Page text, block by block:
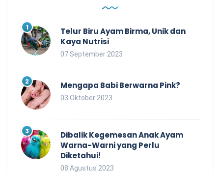
Telur Biru Ayam Birma, Unik dan
Kaya Nutrisi
07 September 2023
Mengapa Babi Berwarna Pink?
03 Oktober 2023
Dibalik Kegemesan Anak Ayam
Warna-Warni yang Perlu
Diketahui!
08 Agustus 2023